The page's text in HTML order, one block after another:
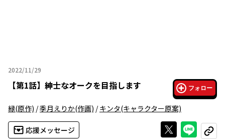
2022/11/29
2022年11月29日
【第1話】 紳士なオークを目指します フォロー
緑(原作) /季月えりか(作画) /キンタ(キャラクター原案)
応援メッセージ Xで投稿する
ライン
コピー